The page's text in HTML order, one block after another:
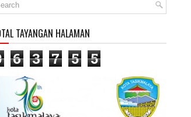
TAYANGAN HALAMAN
6 3 7 5 5